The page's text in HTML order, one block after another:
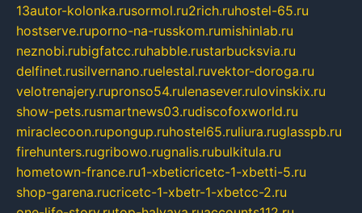
13autor-kolonka.rusormol.ru2rich.ruhostel-65.ru
hostserve.ruporno-na-russkom.rumishinlab.ru
neznobi.rubigfatcc.ruhabble.rustarbucksvia.ru
delfinet.rusilvernano.ruelestal.ruvektor-doroga.ru
velotrenajery.rupronso54.rulenasever.rulovinskix.ru
show-pets.rusmartnews03.rudiscofoxworld.ru
miraclecoon.rupongup.ruhostel65.ruliura.ruglasspb.ru
firehunters.rugribowo.rugnalis.rubulkitula.ru
hometown-france.ru1-xbeticricetc-1-xbetti-5.ru
shop-garena.rucricetc-1-xbetr-1-xbetcc-2.ru